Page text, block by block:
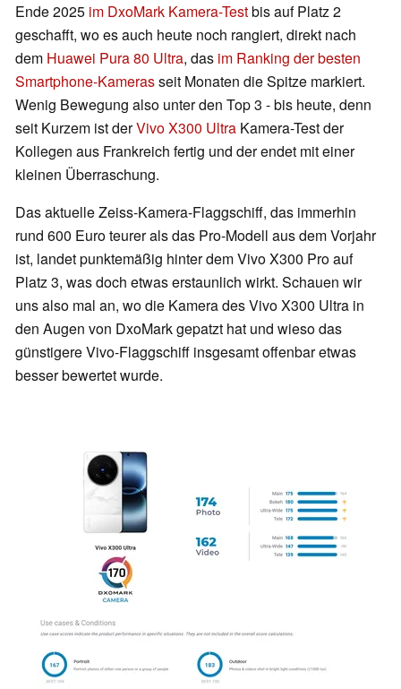
Ende 2025 im DxoMark Kamera-Testbis auf Platz 2
geschafft, wo es auch heute noch rangiert, direkt nach
dem Huawei Pura 80 Ultra, das im Ranking der besten
Smartphone-Kamerasseit Monaten die Spitze markiert.
Wenig Bewegung also unter den Top 3 - bis heute, denn
seit Kurzem ist derVivo X300 Ultra Kamera-Test der
Kollegen aus Frankreich fertig und der endet mit einer
kleinen Überraschung.
Das aktuelle Zeiss-Kamera-Flaggschiff, das immerhin
rund 600 Euro teurer als das Pro-Modell aus dem Vorjahr
ist, landet punktemäßig hinter dem Vivo X300 Pro auf
Platz 3, was doch etwas erstaunlich wirkt. Schauen wir
uns also mal an, wo die Kamera des Vivo X300 Ultra in
den Augen von DxoMark gepatzt hat und wieso das
günstigere Vivo-Flaggschiff insgesamt offenbar etwas
besser bewertet wurde.